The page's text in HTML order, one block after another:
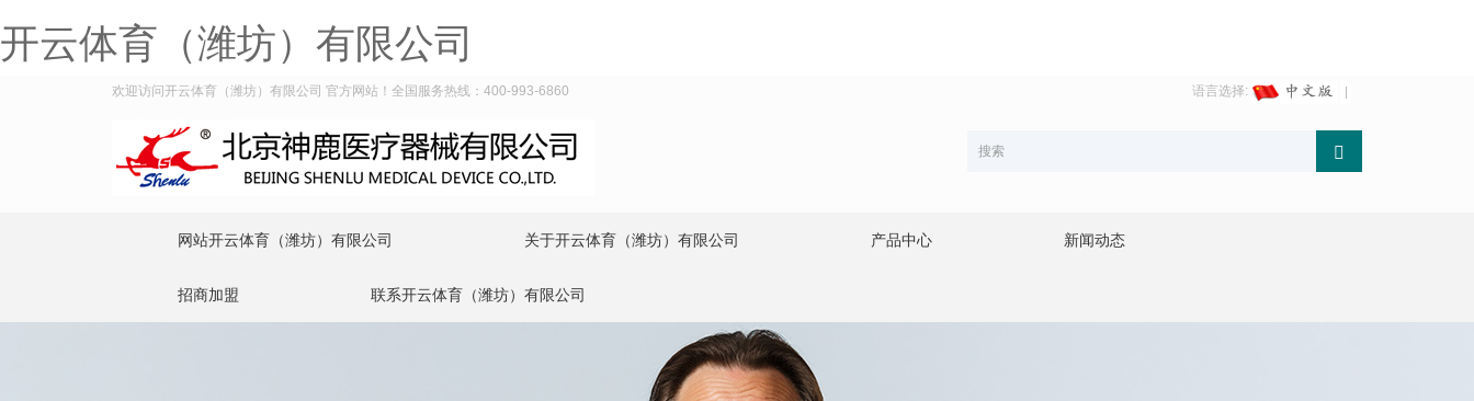
开云体育（潍坊）有限公司
欢迎访问开云体育（潍坊）有限公司 官方网站！全国服务热线：400-993-6860 语言选择:
网站开云体育（潍坊）有限公司 关于开云体育（潍坊）有限公司 产品中心 新闻动态
招商加盟 联系开云体育（潍坊）有限公司